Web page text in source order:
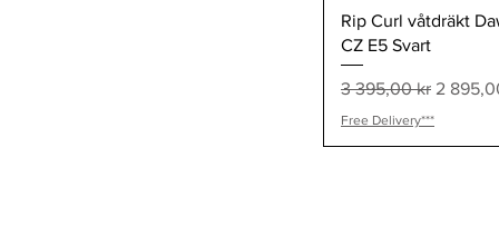
Rip Curl våtdräkt
CZ E5 Svart
Ordinarie pris
3 395,00 kr Reapris
2
Free Delivery***